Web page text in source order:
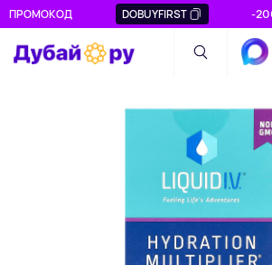
ПРОМОКОД DOBUYFIRST -